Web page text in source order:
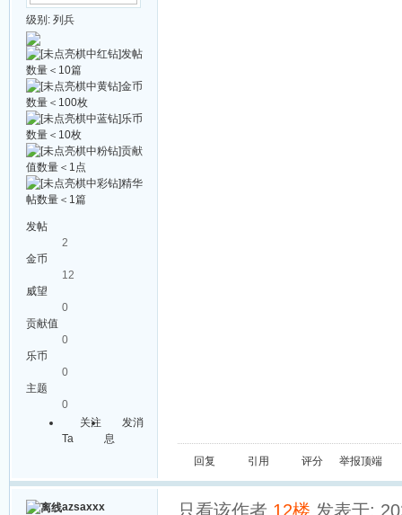
级别: 列兵
发帖
2
金币
12
威望
0
贡献值
0
乐币
0
主题
0
关注
Ta
发消
息
回复 引用 评分 举报顶端
azsaxxx 只看该作者 12楼 发表于: